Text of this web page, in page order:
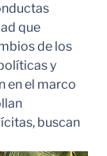
que
de los
y
en el marco
buscan